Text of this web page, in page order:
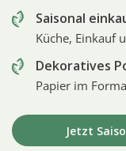
Saisonal
Küche, Einkauf
Dekoratives
Papier im
Jetzt